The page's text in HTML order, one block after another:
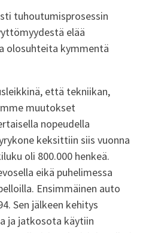
tuhoutumisprosessin
elää
olosuhteita kymmentä
että tekniikan,
muutokset
nopeudella
keksittiin siis vuonna
oli 800.000 henkeä.
eikä puhelimessa
Ensimmäinen auto
Sen jälkeen kehitys
ja jatkosota käytiin